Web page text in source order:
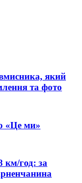
який
та фото
«Це ми»
км/год: за